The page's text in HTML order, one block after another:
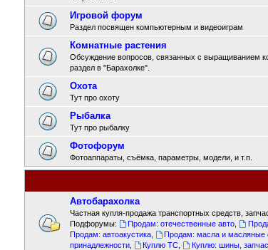
Игровой форум
Раздел посвящен компьютерным и видеоиграм
Комнатные растения
Обсуждение вопросов, связанных с выращиванием
раздел в "Барахолке".
Охота
Тут про охоту
Рыбалка
Тут про рыбалку
Фотофорум
Фотоаппараты, съёмка, параметры, модели, и т.п.
Автобарахолка
Частная купля-продажа транспортных средств,
Подфорумы:
Продам: отечественные авто
Продам: автоакустика, Продам: масла и масляные
принадлежности, Куплю ТС Куплю: шины,